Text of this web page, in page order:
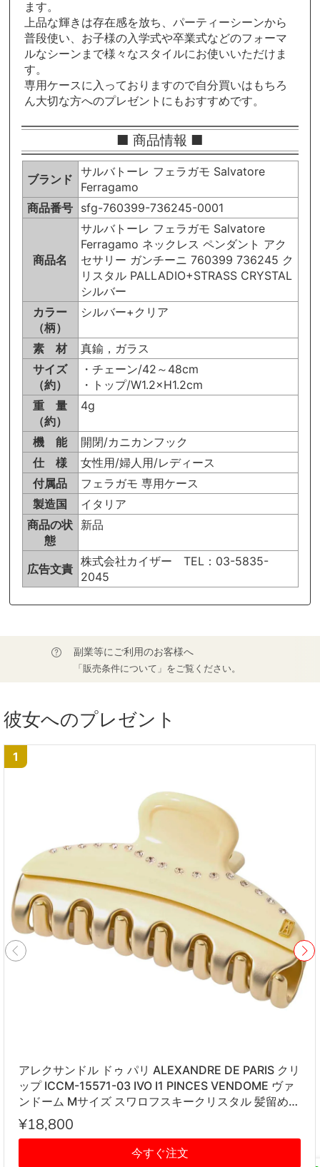
ます。
上品な輝きは存在感を放ち、パーティーシーンから
普段使い、お子様の入学式や卒業式などのフォーマ
ルなシーンまで様々なスタイルにお使いいただけま
す。
専用ケースに入っておりますので自分買いはもちろ
ん大切な方へのプレゼントにもおすすめです。
■ 商品情報 ■
ブランド
サルバトーレ フェラガモ Salvatore
Ferragamo
商品番号 sfg-760399-736245-0001
商品名
サルバトーレ フェラガモ Salvatore
Ferragamo ネックレス ペンダント アク
セサリー ガンチーニ 760399 736245 ク
リスタル PALLADIO+STRASS CRYSTAL
シルバー
カラー
（柄）
シルバー+クリア
素 材
真鍮，ガラス
サイズ
（約）
・チェーン/42～48cm
・トップ/W1.2×H1.2cm
重 量
（約）
4g
機 能
開閉/カニカンフック
仕 様
女性用/婦人用/レディース
付属品
フェラガモ 専用ケース
製造国
イタリア
商品の状
態
新品
広告文責
株式会社カイザー TEL：03-5835-
2045
副業等にご利用のお客様へ
「販売条件について」をご覧ください。
彼女へのプレゼント
1
アレクサンドル ドゥ パリ ALEXANDRE DE PARIS クリ
ップ ICCM-15571-03 IVO I1 PINCES VENDOME ヴァ
ンドーム Mサイズ スワロフスキークリスタル 髪留め
レディース アイボリー系
¥18,800
今すぐ注文